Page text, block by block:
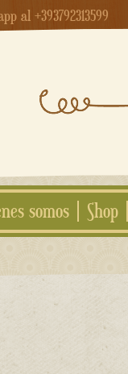
al +393792313599
somos Shop